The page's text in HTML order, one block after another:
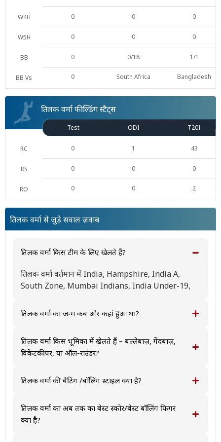
W4H
W5H
BB
BB Vs
0 0 0
0 0 0
0 0/18 1/1
0 South Africa Bangladesh
तिलक वर्मा फील्डिंग स्टैट्स
RC
RS
RO
Test ODI T20I
0 1 43
0 0 0
0 0 2
तिलक वर्मा से जुड़े सवाल ज़वाब
तिलक वर्मा किस टीम के लिए खेलते हैं?
तिलक वर्मा वर्तमान में India, Hampshire, India A,
South Zone, Mumbai Indians, India Under-19,
Reliance 1, Medak Falcons के लिए खेलते हैं और
अंतरराष्ट्रीय स्तर पर India, India Under-19 का प्रतिनिधित्व
तिलक वर्मा का जन्म कब और कहां हुआ था?
था।
तिलक वर्मा किस भूमिका में खेलते हैं – बल्लेबाज़, गेंदबाज़,
विकेटकीपर, या ऑल-राउंडर?
तिलक वर्मा की बैटिंग /बॉलिंग स्टाइल क्या है?
तिलक वर्मा का अब तक का बेस्ट स्कोर/बेस्ट बॉलिंग फिगर
क्या है?